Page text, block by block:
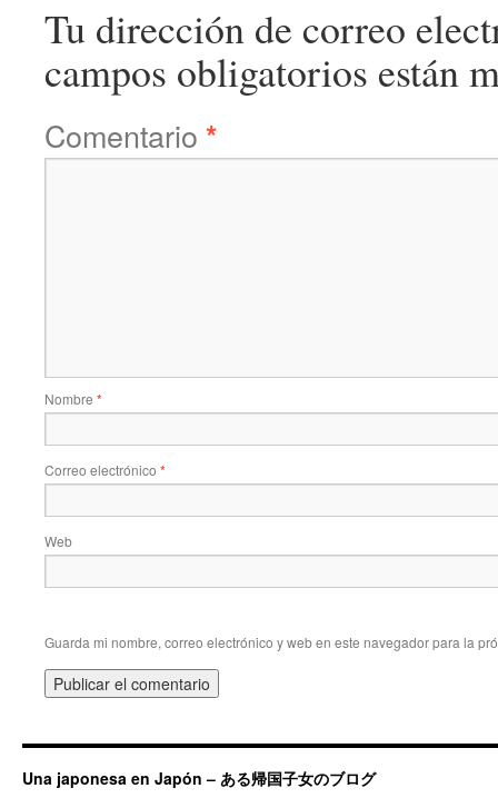
Tu dirección de correo
campos obligatorios están
Comentario *
Nombre *
Correo electrónico *
Web
Guarda mi nombre, correo electrónico y web en este navegador para la
Una japonesa en Japón – ある帰国子女のブログ